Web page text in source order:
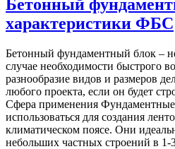
Бетонный
характеристики ФБС
Бетонный фундаментный блок –
случае необходимости быстрого
разнообразие видов и размеров
любого проекта, если он будет
Сфера применения
использоваться для создания
климатическом поясе. Они
небольших частных строений в